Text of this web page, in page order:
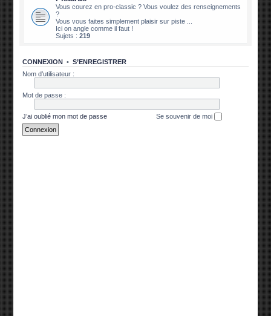
Vous courez en pro-classic ? Vous voulez des renseignements
?
Vous vous faites simplement plaisir sur piste ...
Ici on angle comme il faut !
Sujets :219
CONNEXION •S’ENREGISTRER
Nom d’utilisateur :
Mot de passe :
J’ai oublié mon mot de passe Se souvenir de moi